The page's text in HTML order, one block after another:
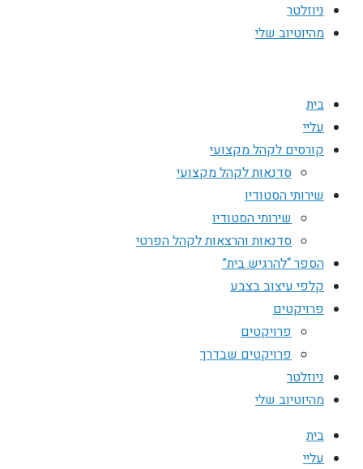
ניוזלטר
מהיוטיוב שלי
בית
עליי
קורסים לקהל מקצועי
סדנאות לקהל מקצועי
שירותי הסטודיו
שירותי הסטודיו
סדנאות והרצאות לקהל הפרטי
הספר “להרגיש בית”
קלפי עיצוב בצבע
פרויקטים
פרויקטים
פרויקטים שבדרך
ניוזלטר
מהיוטיוב שלי
בית
עליי